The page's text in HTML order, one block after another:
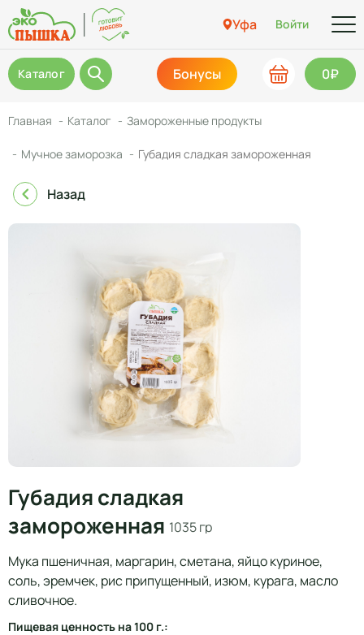
Уфа Войти
Каталог Бонусы 0₽
Главная Каталог Замороженные продукты
Мучное заморозка Губадия сладкая замороженная
Назад
Губадия сладкая
замороженная 1035 гр
Мука пшеничная, маргарин, сметана, яйцо куриное,
соль, эремчек, рис припущенный, изюм, курага, масло
сливочное.
Пищевая ценность на 100 г.: